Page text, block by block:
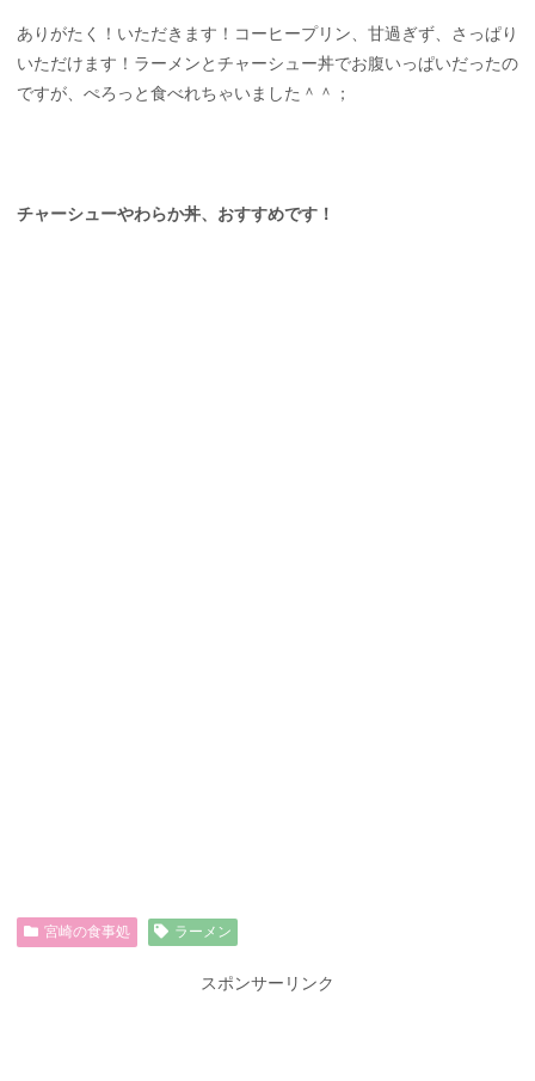
ありがたく！いただきます！コーヒープリン、甘過ぎず、さっぱり
いただけます！ラーメンとチャーシュー丼でお腹いっぱいだったの
ですが、ぺろっと食べれちゃいました＾＾；
チャーシューやわらか丼、おすすめです！
宮崎の食事処 ラーメン
スポンサーリンク